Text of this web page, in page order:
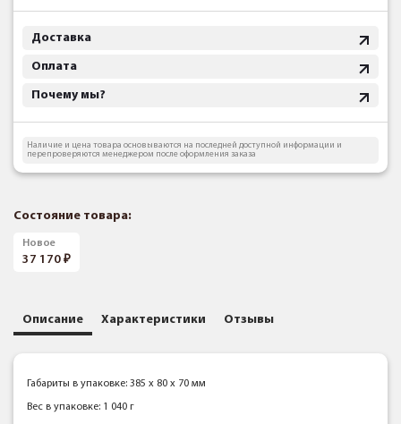
Доставка
Оплата
Почему мы?
Наличие и цена товара основываются на последней доступной информации и
перепроверяются менеджером после оформления заказа
Состояние товара:
Новое
37 170
Описание Характеристики Отзывы
Габариты в упаковке: 385 x 80 x 70 мм
Вес в упаковке: 1 040 г